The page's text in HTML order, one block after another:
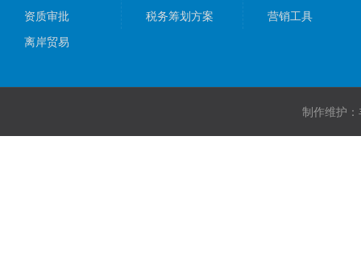
资质审批
离岸贸易
税务筹划方案
营销工具
制作维护